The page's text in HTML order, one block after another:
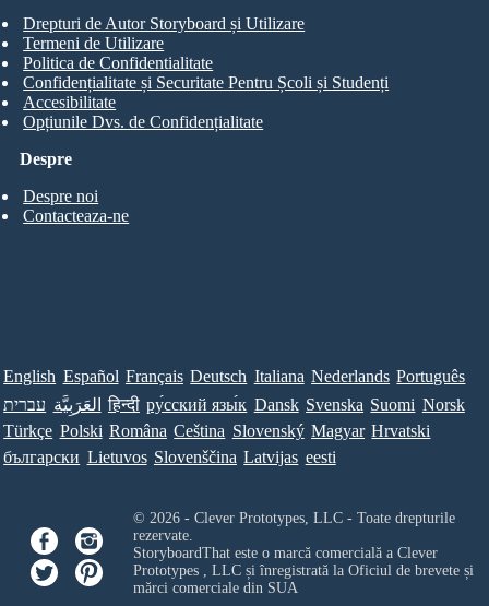
Despre
Despre noi
Contacteaza-ne
Drepturi de Autor Storyboard și Utilizare
Termeni de Utilizare
Politica de Confidentialitate
Confidențialitate și Securitate Pentru Școli și Studenți
Accesibilitate
Opțiunile Dvs. de Confidențialitate
English Español Français Deutsch Italiana Nederlands Português
עברית العَرَبِيَّة हिन्दी ру́сский язы́к Dansk Svenska Suomi Norsk
Türkçe Polski Româna Ceština Slovenský Magyar Hrvatski
български Lietuvos Slovenščina Latvijas eesti
© 2026 - Clever Prototypes, LLC - Toate drepturile
rezervate.
StoryboardThat este o marcă comercială a Clever
Prototypes , LLCși înregistrată la Oficiul de brevete și
mărci comerciale din SUA